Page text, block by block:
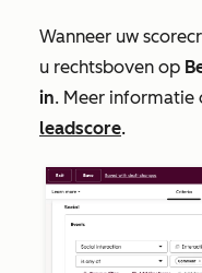
Wanneer uw
u rechtsboven op
in. Meer informatie
leadscore.